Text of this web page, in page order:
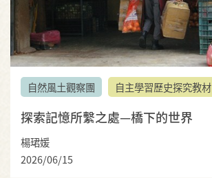
自然風土觀察團 自主學習歷史探究教材
探索記憶所繫之處—橋下的世界
楊珺媛
2026/06/15